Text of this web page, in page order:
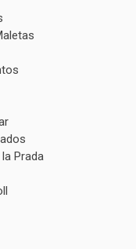
Prada